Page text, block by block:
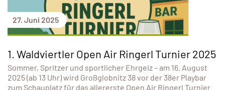
27. Juni 2025
1. Waldviertler Open Air Ringerl Turnier 2025
Sommer, Spritzer und sportlicher Ehrgeiz – am 16. August
2025 (ab 13 Uhr) wird Großglobnitz 38 vor der 38er Playbar
zum Schauplatz für das allererste Open Air Ringerl Turnier